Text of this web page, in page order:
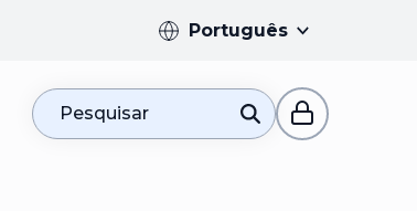
Português
Pesquisar